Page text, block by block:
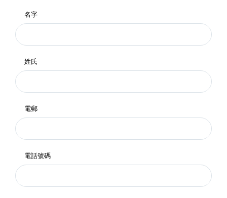
名字
姓氏
電郵
電話號碼